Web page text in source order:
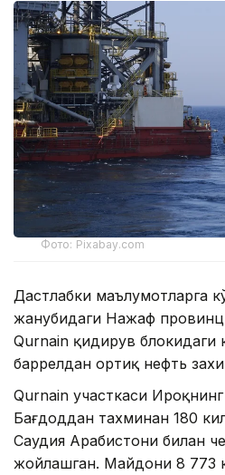
Фото: Pixabay.com
Дастлабки маълумотларга
жанубидаги Нажаф
Qurnain қидирув
баррелдан ортиқ нефть
Qurnain участкаси
Бағдоддан тахминан 180
Саудия Арабистони билан
жойлашган. Майдони 8 773